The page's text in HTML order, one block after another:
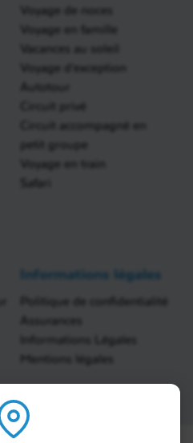
Voyage de noces
Voyage en famille
Vacances au soleil
Voyage d'exception
Autotour
Circuit privé
Circuit accompagné en
petit groupe
Voyage en train
Safari
Informations légales
Politique de confidentialité
Assurances
Informations Légales
Mentions légales